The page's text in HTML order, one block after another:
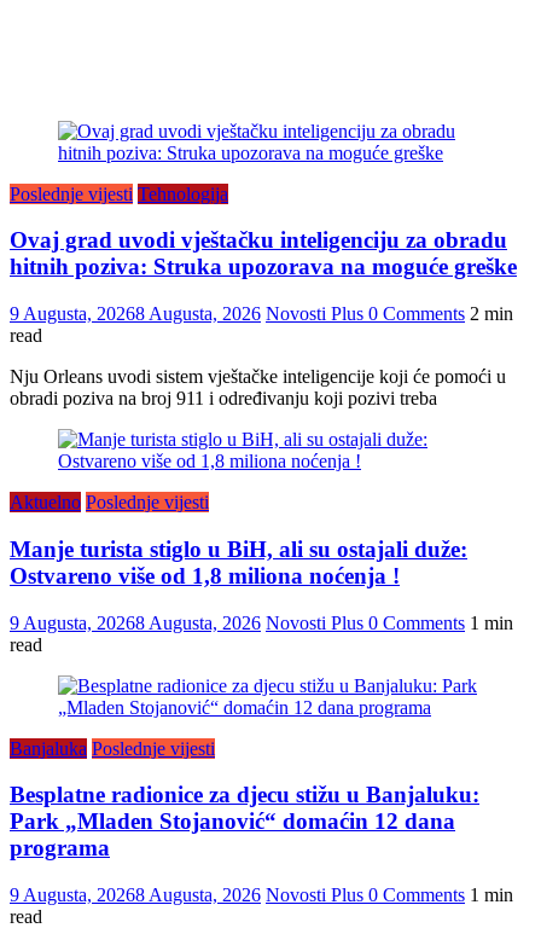
Poslednje vijesti Tehnologija
Ovaj grad uvodi vještačku inteligenciju za obradu
hitnih poziva: Struka upozorava na moguće greške
9 Augusta, 20268 Augusta, 2026 Novosti Plus 0 Comments 2 min
read
Nju Orleans uvodi sistem vještačke inteligencije koji će pomoći u
obradi poziva na broj 911 i određivanju koji pozivi treba
Aktuelno Poslednje vijesti
Manje turista stiglo u BiH, ali su ostajali duže:
Ostvareno više od 1,8 miliona noćenja !
9 Augusta, 20268 Augusta, 2026 Novosti Plus 0 Comments 1 min
read
Banjaluka Poslednje vijesti
Besplatne radionice za djecu stižu u Banjaluku:
Park „Mladen Stojanović“ domaćin 12 dana
programa
9 Augusta, 20268 Augusta, 2026 Novosti Plus 0 Comments 1 min
read